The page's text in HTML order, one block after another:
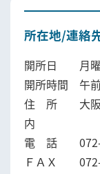
所在地/連絡
開所日 月曜
開所時間 午
住 所 大阪府
内
電 話 072-
ＦＡＸ 072-